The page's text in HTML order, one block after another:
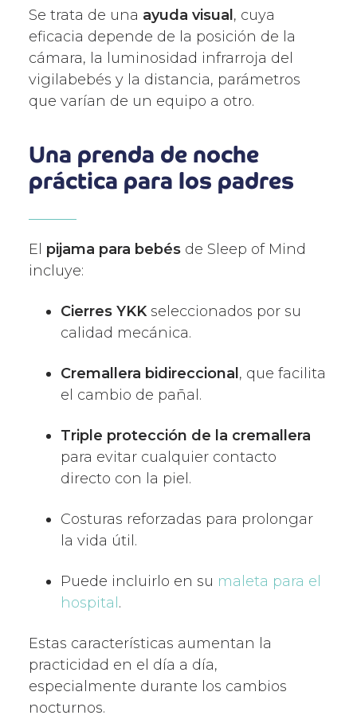
Se trata de una ayuda visual , cuya
eficacia depende de la posición de la
cámara, la luminosidad infrarroja del
vigilabebés y la distancia, parámetros
que varían de un equipo a otro.
Una prenda de noche
práctica para los padres
El pijama para bebés de Sleep of Mind
incluye:
Cierres YKKseleccionados por su
calidad mecánica.
Cremallera bidireccional , que facilita
el cambio de pañal.
Triple protección de la cremallera
para evitar cualquier contacto
directo con la piel.
Costuras reforzadas para prolongar
la vida útil.
Puede incluirlo en su maleta para el
hospital .
Estas características aumentan la
practicidad en el día a día,
especialmente durante los cambios
nocturnos.